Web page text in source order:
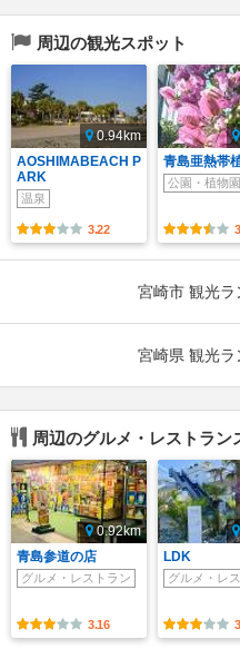
周辺の観光スポット
0.94km
AOSHIMABEACH P
ARK
温泉
3.22
青島亜熱帯
公園・植物園
宮崎市 観光ラ
宮崎県 観光ラ
周辺のグルメ・レストラン
0.92km
青島参道の店
グルメ・レストラン
3.16
LDK
グルメ・レ